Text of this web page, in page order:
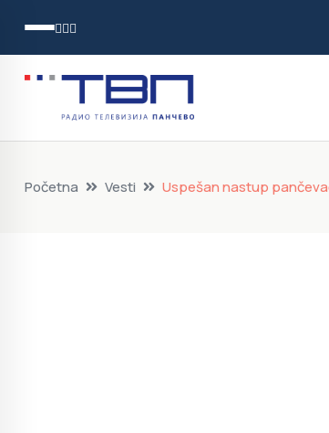
Početna Vesti Uspešan nastup